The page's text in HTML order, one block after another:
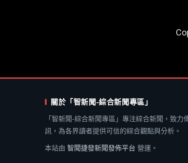
關於「智新聞-綜合新聞專區」
「智新聞-綜合新聞專區」專注綜合新聞，致力
訊，為各界讀者提供可信的綜合觀點與分析。
本站由 智聞捷發新聞發佈平台 營運。